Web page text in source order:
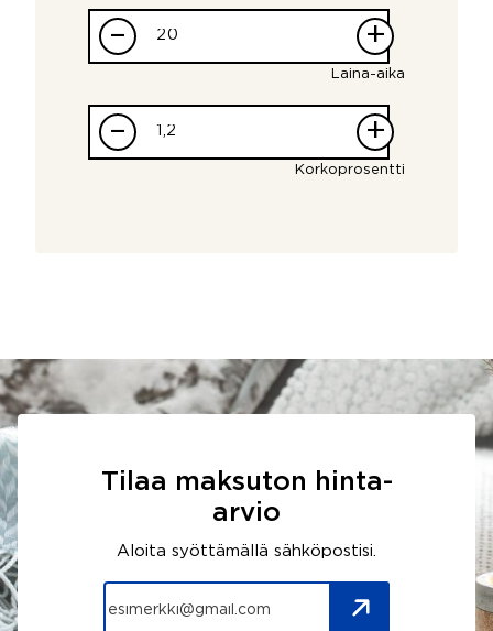
– +
Laina-aika
– +
Korkoprosentti
Tilaa maksuton hinta-
arvio
Aloita syöttämällä sähköpostisi.